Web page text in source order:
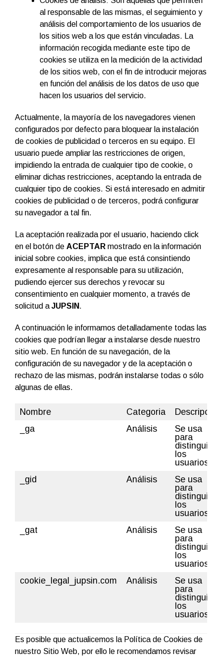
al responsable de las mismas, el seguimiento y
análisis del comportamiento de los usuarios de
los sitios web a los que están vinculadas. La
información recogida mediante este tipo de
cookies se utiliza en la medición de la actividad
de los sitios web, con el fin de introducir mejoras
en función del análisis de los datos de uso que
hacen los usuarios del servicio.
Actualmente, la mayoría de los navegadores vienen
configurados por defecto para bloquear la instalación
de cookies de publicidad o terceros en su equipo. El
usuario puede ampliar las restricciones de origen,
impidiendo la entrada de cualquier tipo de cookie, o
eliminar dichas restricciones, aceptando la entrada de
cualquier tipo de cookies. Si está interesado en admitir
cookies de publicidad o de terceros, podrá configurar
su navegador a tal fin.
La aceptación realizada por el usuario, haciendo click
en el botón de ACEPTAR mostrado en la información
inicial sobre cookies, implica que está consintiendo
expresamente al responsable para su utilización,
pudiendo ejercer sus derechos y revocar su
consentimiento en cualquier momento, a través de
solicitud a JUPSIN.
A continuación le informamos detalladamente todas las
cookies que podrían llegar a instalarse desde nuestro
sitio web. En función de su navegación, de la
configuración de su navegador y de la aceptación o
rechazo de las mismas, podrán instalarse todas o sólo
algunas de ellas.
Nombre Categoria
Descripción
_ga
Análisis
Se usa
para
distinguir a
los
usuarios.
_gid
Análisis
Se usa
para
distinguir a
los
usuarios.
_gat
Análisis
Se usa
para
distinguir a
los
usuarios.
cookie_legal_jupsin.com
Análisis
Se usa
para
distinguir a
los
usuarios.
Es posible que actualicemos la Política de Cookies de
nuestro Sitio Web, por ello le recomendamos revisar